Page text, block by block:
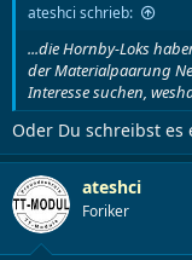
ateshci schrieb:
...die Hornby-Loks
der Materialpaarung
Interesse suchen,
Oder Du schreibst es
ateshci
Foriker